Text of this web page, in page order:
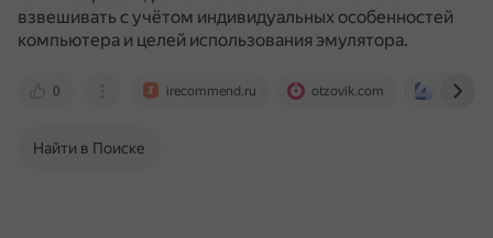
взвешивать с учётом индивидуальных особенностей
компьютера и целей использования эмулятора.
0 irecommend.ru otzovik.com 4pda.to
Найти в Поиске